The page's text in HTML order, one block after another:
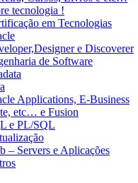
tecnologia !
em Tecnologias
e Discoverer
de Software
Applications, E-Business
etc… e Fusion
e PL/SQL
– Servers e Aplicações